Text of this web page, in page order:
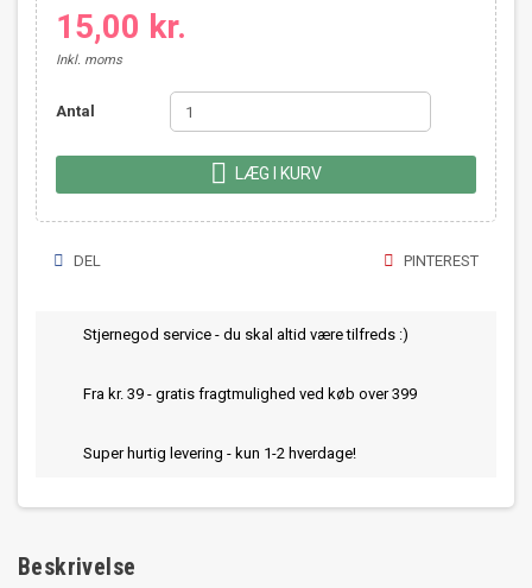
15,00 kr.
Inkl. moms
Antal
 LÆG I KURV
DEL PINTEREST
Stjernegod service - du skal altid være tilfreds :)
Fra kr. 39 - gratis fragtmulighed ved køb over 399
Super hurtig levering - kun 1-2 hverdage!
Beskrivelse